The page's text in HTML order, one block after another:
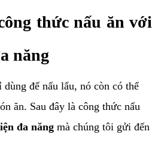
thức nấu ăn với
năng
để nấu lẩu, nó còn có thể
ăn. Sau đây là công thức nấu
đa năng mà chúng tôi gửi đến